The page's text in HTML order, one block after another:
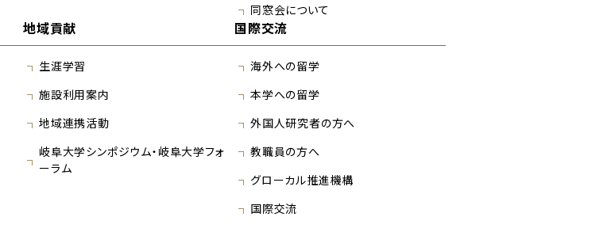
同窓会について
地域貢献
生涯学習
施設利用案内
地域連携活動
岐阜大学シンポジウム・岐阜大学フォ
ーラム
国際交流
海外への留学
本学への留学
外国人研究者の方へ
教職員の方へ
グローカル推進機構
国際交流